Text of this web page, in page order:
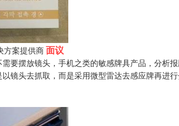
方案提供商面议
要摆放镜头，手机之类的敏感牌具产品，分析
镜头去抓取，而是采用微型雷达去感应牌再进